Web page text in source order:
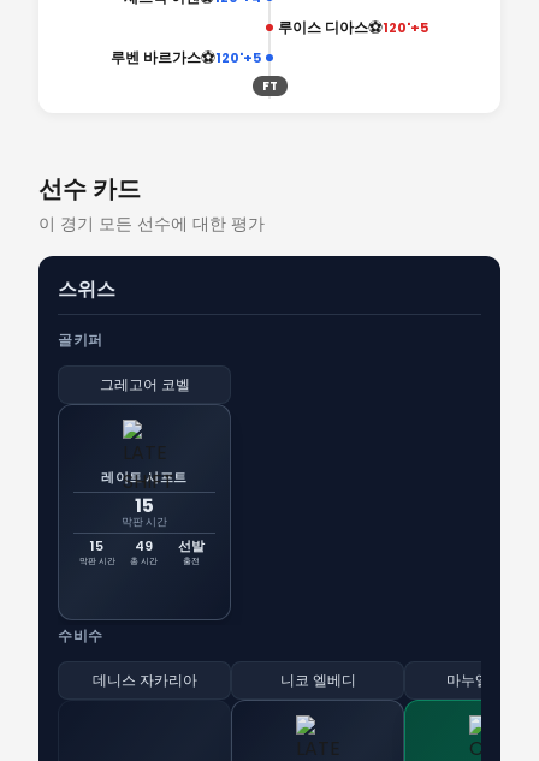
루이스 디아스⚽120'+5
120'+5
⚽
루벤 바르가스
FT
선수 카드
이 경기 모든 선수에 대한 평가
스위스
골키퍼
그레고어 코벨
레이트 시프트
15
막판 시간
15
막판 시간
49
총 시간
선발
출전
수비수
데니스 자카리아 니코 엘베디 마누엘 아칸지